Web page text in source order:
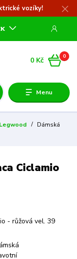
vozíky!
Menu
0
0 Kč
Dámská
Ciclamio